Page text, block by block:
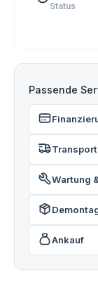
Status
Passende
Wartung
Ankauf